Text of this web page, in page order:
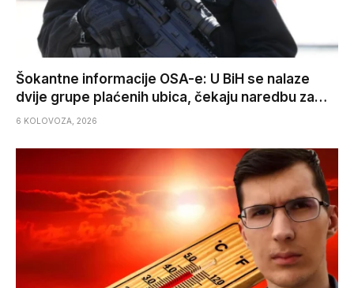
Šokantne informacije OSA-e: U BiH se nalaze
dvije grupe plaćenih ubica, čekaju naredbu za…
6 KOLOVOZA, 2026